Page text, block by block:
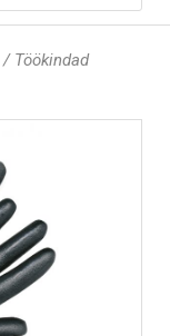
/ Töökindad